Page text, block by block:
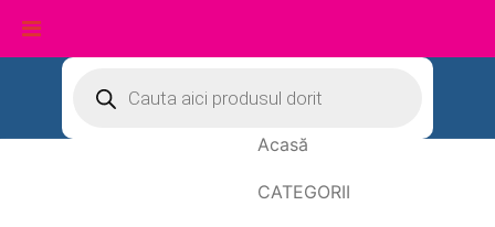
conținut
search
Acasă
CATEGORII